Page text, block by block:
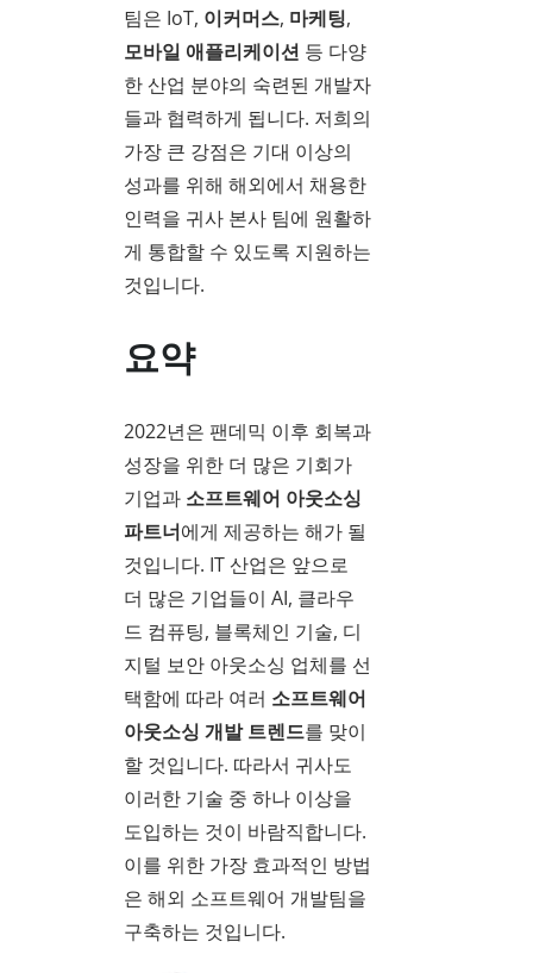
팀은 IoT, 이커머스, 마케팅,
모바일 애플리케이션 등 다양
한 산업 분야의 숙련된 개발자
들과 협력하게 됩니다. 저희의
가장 큰 강점은 기대 이상의
성과를 위해 해외에서 채용한
인력을 귀사 본사 팀에 원활하
게 통합할 수 있도록 지원하는
것입니다.
요약
2022년은 팬데믹 이후 회복과
성장을 위한 더 많은 기회가
기업과 소프트웨어 아웃소싱
파트너에게 제공하는 해가 될
것입니다. IT 산업은 앞으로
더 많은 기업들이 AI, 클라우
드 컴퓨팅, 블록체인 기술, 디
지털 보안 아웃소싱 업체를 선
택함에 따라 여러 소프트웨어
아웃소싱 개발 트렌드를 맞이
할 것입니다. 따라서 귀사도
이러한 기술 중 하나 이상을
도입하는 것이 바람직합니다.
이를 위한 가장 효과적인 방법
은 해외 소프트웨어 개발팀을
구축하는 것입니다.